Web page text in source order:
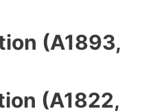
(A1893,
(A1822,